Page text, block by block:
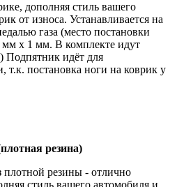
дополняя стиль вашего
от износа. Устанавливается на
газа (место постановки
x 1 мм. В комплекте идут
Подпятник идёт для
т.к. постановка ноги на коврик у
резина)
резины - отлично